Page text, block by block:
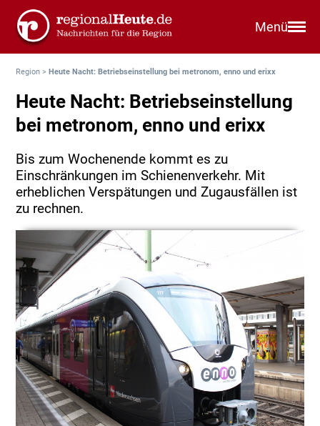
Menü
Region >Heute Nacht: Betriebseinstellung bei metronom, enno und erixx
Heute Nacht: Betriebseinstellung
bei metronom, enno und erixx
Bis zum Wochenende kommt es zu
Einschränkungen im Schienenverkehr. Mit
erheblichen Verspätungen und Zugausfällen ist
zu rechnen.